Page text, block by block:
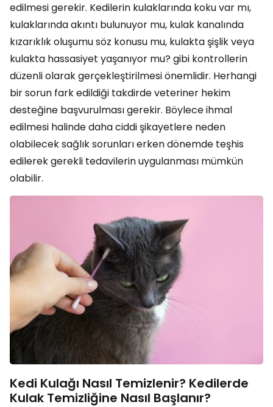
edilmesi gerekir. Kedilerin kulaklarında koku var mı,
kulaklarında akıntı bulunuyor mu, kulak kanalında
kızarıklık oluşumu söz konusu mu, kulakta şişlik veya
kulakta hassasiyet yaşanıyor mu? gibi kontrollerin
düzenli olarak gerçekleştirilmesi önemlidir. Herhangi
bir sorun fark edildiği takdirde veteriner hekim
desteğine başvurulması gerekir. Böylece ihmal
edilmesi halinde daha ciddi şikayetlere neden
olabilecek sağlık sorunları erken dönemde teşhis
edilerek gerekli tedavilerin uygulanması mümkün
olabilir.
Kedi Kulağı Nasıl Temizlenir? Kedilerde
Kulak Temizliğine Nasıl Başlanır?